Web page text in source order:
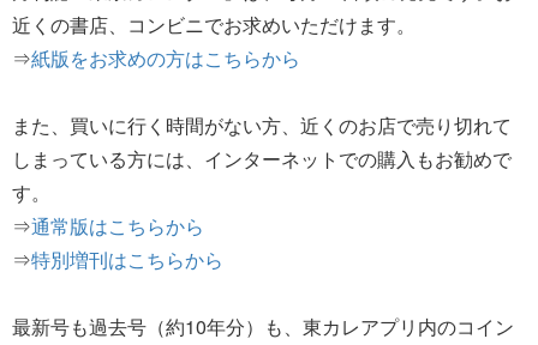
近くの書店、コンビニでお求めいただけます。
⇒紙版をお求めの方はこちらから
また、買いに行く時間がない方、近くのお店で売り切れて
しまっている方には、インターネットでの購入もお勧めで
す。
⇒通常版はこちらから
⇒特別増刊はこちらから
最新号も過去号（約10年分）も、東カレアプリ内のコイン